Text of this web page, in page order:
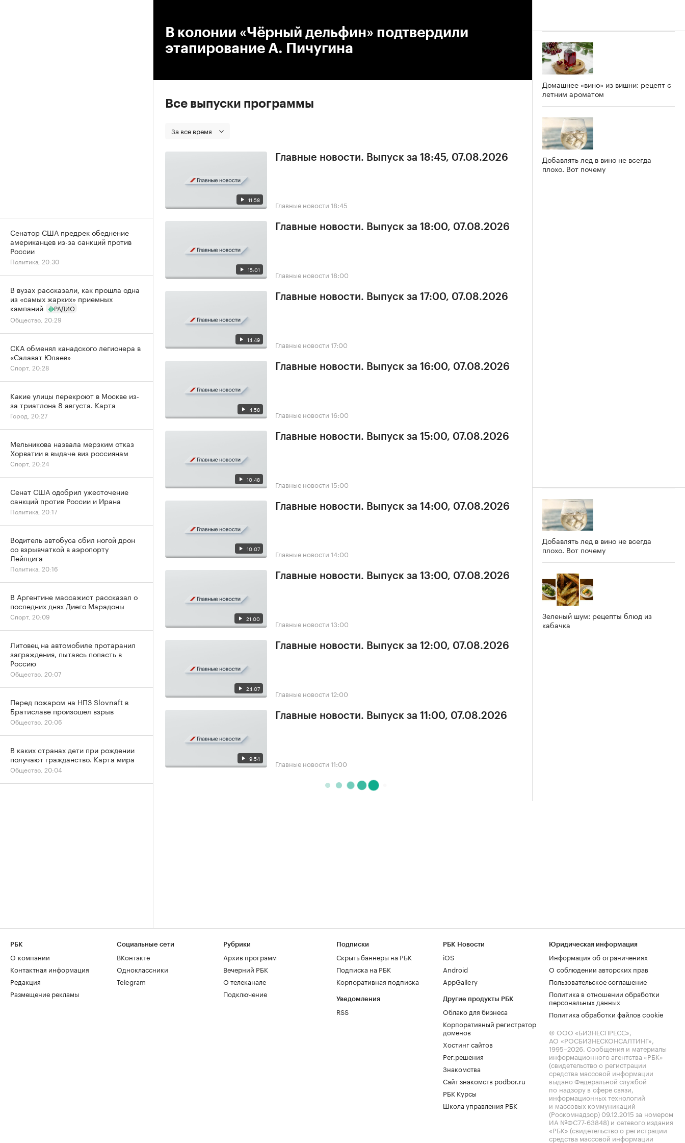
В колонии «Чёрный дельфин» подтвердили
этапирование А. Пичугина
Все выпуски программы
За все время
11:58
Главные новости. Выпуск за 18:45, 07.08.2026
Главные новости 18:45
15:01
Главные новости. Выпуск за 18:00, 07.08.2026
Главные новости 18:00
14:49
Главные новости. Выпуск за 17:00, 07.08.2026
Главные новости 17:00
4:58
Главные новости. Выпуск за 16:00, 07.08.2026
Главные новости 16:00
10:48
Главные новости. Выпуск за 15:00, 07.08.2026
Главные новости 15:00
10:07
Главные новости. Выпуск за 14:00, 07.08.2026
Главные новости 14:00
21:00
Главные новости. Выпуск за 13:00, 07.08.2026
Главные новости 13:00
24:07
Главные новости. Выпуск за 12:00, 07.08.2026
Главные новости 12:00
9:54
Главные новости. Выпуск за 11:00, 07.08.2026
Главные новости 11:00
Домашнее «вино» из вишни: рецепт с
летним ароматом
Добавлять лед в вино не всегда
плохо. Вот почему
Добавлять лед в вино не всегда
плохо. Вот почему
Зеленый шум: рецепты блюд из
кабачка
Сенатор США предрек обеднение
американцев из-за санкций против
России
Политика, 20:30
В вузах рассказали, как прошла одна
из «самых жарких» приемных
кампаний
РАДИО
Общество, 20:29
СКА обменял канадского легионера в
«Салават Юлаев»
Спорт, 20:28
Какие улицы перекроют в Москве из-
за триатлона 8 августа. Карта
Город, 20:27
Мельникова назвала мерзким отказ
Хорватии в выдаче виз россиянам
Спорт, 20:24
Сенат США одобрил ужесточение
санкций против России и Ирана
Политика, 20:17
Водитель автобуса сбил ногой дрон
со взрывчаткой в аэропорту
Лейпцига
Политика, 20:16
В Аргентине массажист рассказал о
последних днях Диего Марадоны
Спорт, 20:09
Литовец на автомобиле протаранил
заграждения, пытаясь попасть в
Россию
Общество, 20:07
Перед пожаром на НПЗ Slovnaft в
Братиславе произошел взрыв
Общество, 20:06
В каких странах дети при рождении
получают гражданство. Карта мира
Общество, 20:04
РБК
О компании
Контактная информация
Редакция
Размещение рекламы
Социальные сети
ВКонтакте
Одноклассники
Telegram
Рубрики
Архив программ
Вечерний РБК
О телеканале
Подключение
Подписки
Скрыть баннеры на РБК
Подписка на РБК
Корпоративная подписка
Уведомления
RSS
РБК Новости
iOS
Android
AppGallery
Другие продукты РБК
Облако для бизнеса
Корпоративный регистратор
доменов
Хостинг сайтов
Рег.решения
Знакомства
Сайт знакомств podbor.ru
РБК Курсы
Школа управления РБК
Юридическая информация
Информация об ограничениях
О соблюдении авторских прав
Пользовательское соглашение
Политика в отношении обработки
персональных данных
Политика обработки файлов cookie
© ООО «БИЗНЕСПРЕСС»,
АО «РОСБИЗНЕСКОНСАЛТИНГ»,
1995–2026. Сообщения и материалы
информационного агентства «РБК»
(свидетельство о регистрации
средства массовой информации
выдано Федеральной службой
по надзору в сфере связи,
информационных технологий
и массовых коммуникаций
(Роскомнадзор) 09.12.2015 за номером
ИА №ФС77-63848) и сетевого издания
«РБК» (свидетельство о регистрации
средства массовой информации